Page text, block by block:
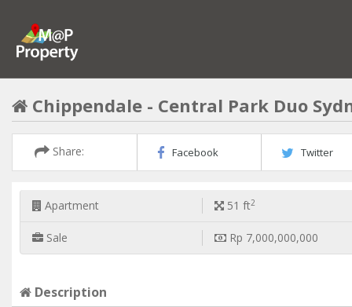
Chippendale - Central Park Duo
Share: Facebook Twitter
Apartment 51 ft2
Sale Rp 7,000,000,000
Description